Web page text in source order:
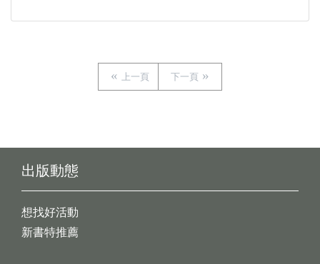
上一頁 下一頁
出版動態
想找好活動
新書特推薦